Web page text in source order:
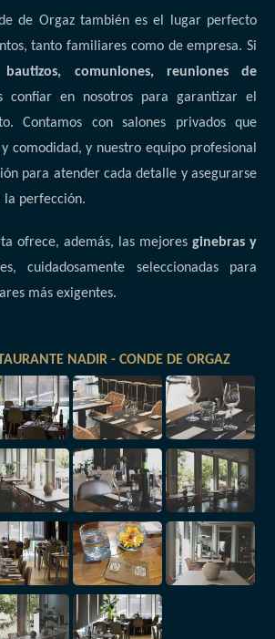
de Orgaz también es el lugar perfecto
tanto familiares como de empresa. Si
bautizos, comuniones, reuniones de
confiar en nosotros para garantizar el
Contamos con salones privados que
comodidad, y nuestro equipo profesional
para atender cada detalle y asegurarse
la perfección.
ofrece, además, las mejores ginebras y
cuidadosamente seleccionadas para
más exigentes.
NADIR - CONDE DE ORGAZ